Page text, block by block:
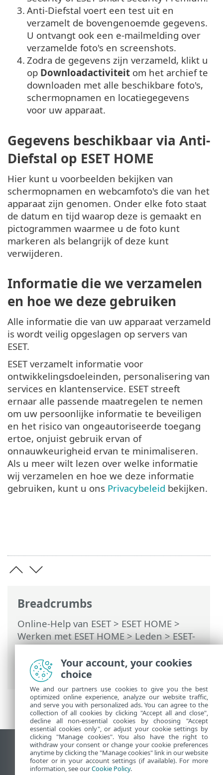
Breadcrumbs
Online-Help van ESET> ESET HOME >
Werken met ESET HOME>Leden>ESET-
functies die zijn toegewezen aan een lid
Anti-Diefstal>Apparaten die worden
beveiligd met Anti-Diefstal
3. Anti-Diefstal voert een test uit en
verzamelt de bovengenoemde gegevens.
U ontvangt ook een e-mailmelding over
verzamelde foto's en screenshots.
4. Zodra de gegevens zijn verzameld, klikt u
op Downloadactiviteit om het archief te
downloaden met alle beschikbare foto's,
schermopnamen en locatiegegevens
voor uw apparaat.
Gegevens beschikbaar via Anti-
Diefstal op ESET HOME
Hier kunt u voorbeelden bekijken van
schermopnamen en webcamfoto's die van het
apparaat zijn genomen. Onder elke foto staat
de datum en tijd waarop deze is gemaakt en
pictogrammen waarmee u de foto kunt
markeren als belangrijk of deze kunt
verwijderen.
Informatie die we verzamelen
en hoe we deze gebruiken
Alle informatie die van uw apparaat verzameld
is wordt veilig opgeslagen op servers van
ESET.
ESET verzamelt informatie voor
ontwikkelingsdoeleinden, personalisering van
services en klantenservice. ESET streeft
ernaar alle passende maatregelen te nemen
om uw persoonlijke informatie te beveiligen
en het risico van ongeautoriseerde toegang
ertoe, onjuist gebruik ervan of
onnauwkeurigheid ervan te minimaliseren.
Als u meer wilt lezen over welke informatie
wij verzamelen en hoe we deze informatie
gebruiken, kunt u ons Privacybeleid bekijken.
Bureaubladwebsite weergeven
End of Life
Your account, your cookies
choice
We and our partners use cookies to give you the best
optimized online experience, analyze our website traffic,
and serve you with personalized ads. You can agree to the
collection of all cookies by clicking "Accept all and close",
decline all non-essential cookies by choosing "Accept
essential cookies only", or adjust your cookie settings by
clicking "Manage cookies". You also have the right to
withdraw your consent or change your cookie preferences
anytime by clicking the "Manage cookies" link in our website
footer or in your account settings (if available). For more
information, see ourCookie Policy.